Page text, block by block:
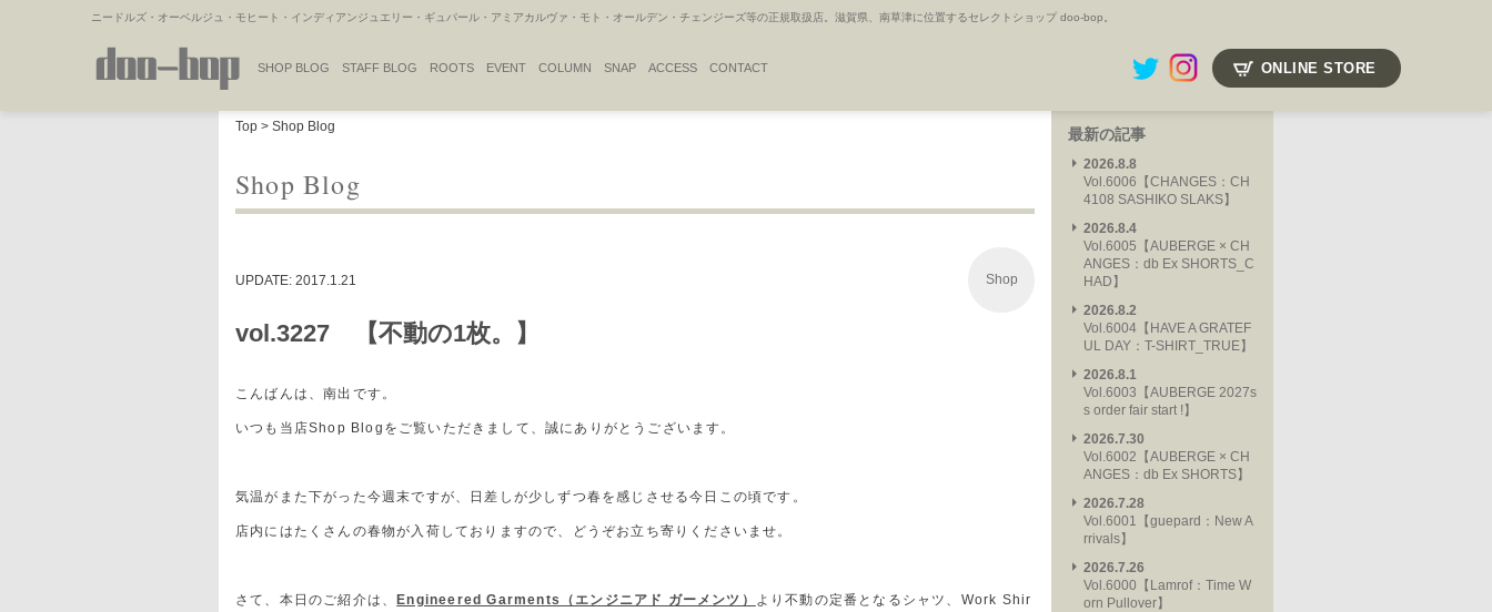
ニードルズ・オーベルジュ・モヒート・インディアンジュエリー・ギュパール・アミアカルヴァ・モト・オールデン・チェンジーズ等の正規取扱店。滋賀県、南草津に位置するセレクトショップ doo-bop。
SHOP BLOG STAFF BLOG ROOTS EVENT COLUMN SNAP ACCESS CONTACT ONLINE STORE
Top > Shop Blog
Shop Blog
UPDATE: 2017.1.21 Shop
vol.3227 【不動の1枚。】
こんばんは、南出です。
いつも当店Shop Blogをご覧いただきまして、誠にありがとうございます。
気温がまた下がった今週末ですが、日差しが少しずつ春を感じさせる今日この頃です。
店内にはたくさんの春物が入荷しておりますので、どうぞお立ち寄りくださいませ。
さて、本日のご紹介は、 Engineered Garments（エンジニアド ガーメンツ） より不動の定番となるシャツ、Work Shir
最新の記事
2026.8.8
Vol.6006【CHANGES：CH
4108 SASHIKO SLAKS】
2026.8.4
Vol.6005【AUBERGE × CH
ANGES：db Ex SHORTS_C
HAD】
2026.8.2
Vol.6004【HAVE A GRATEF
UL DAY：T-SHIRT_TRUE】
2026.8.1
Vol.6003【AUBERGE 2027s
s order fair start !】
2026.7.30
Vol.6002【AUBERGE × CH
ANGES：db Ex SHORTS】
2026.7.28
Vol.6001【guepard：New A
rrivals】
2026.7.26
Vol.6000【Lamrof：Time W
orn Pullover】